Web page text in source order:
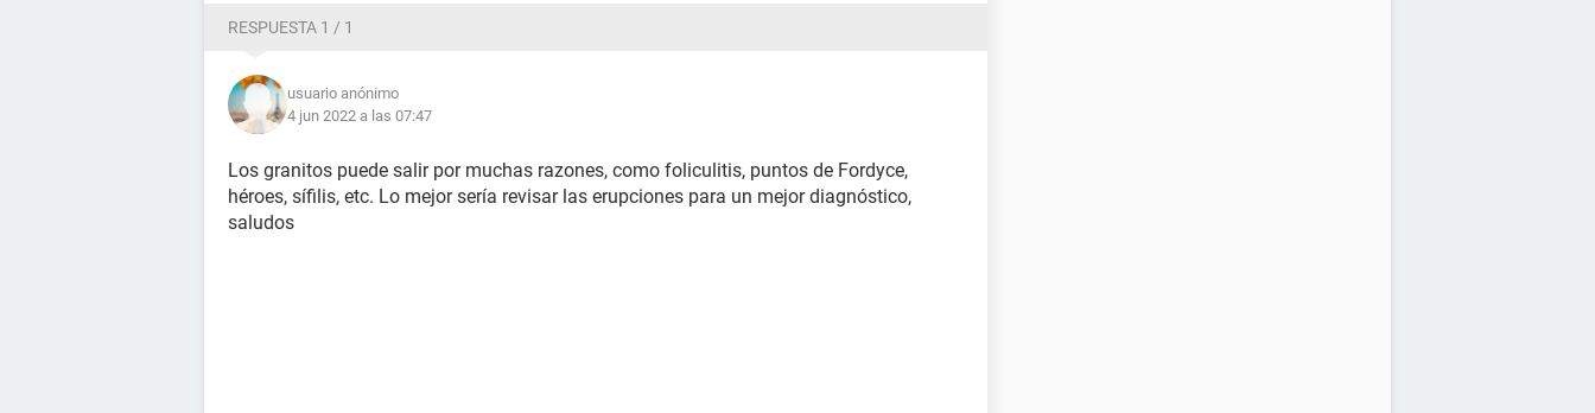
RESPUESTA 1 / 1
usuario anónimo
4 jun 2022 a las 07:47
Los granitos puede salir por muchas razones, como foliculitis, puntos de Fordyce,
héroes, sífilis, etc. Lo mejor sería revisar las erupciones para un mejor diagnóstico,
saludos